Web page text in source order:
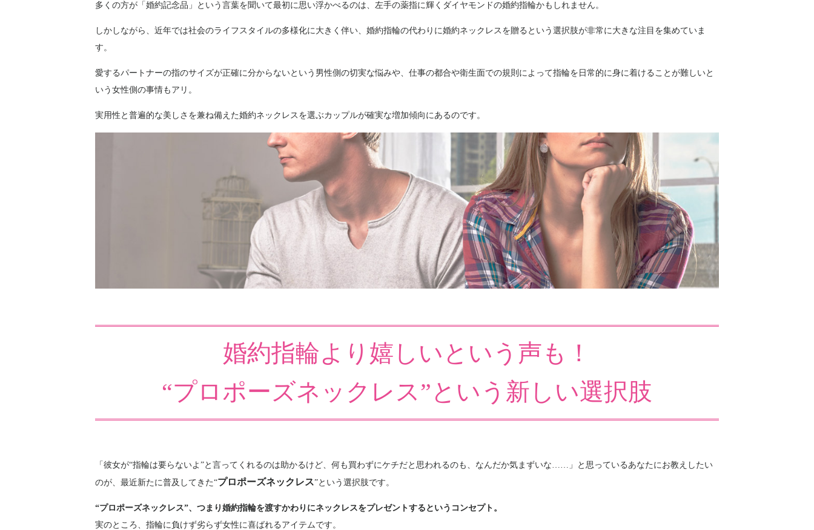
多くの方が「婚約記念品」という言葉を聞いて最初に思い浮かべるのは、左手の薬指に輝くダイヤモンドの婚約指輪かもしれません。
しかしながら、近年では社会のライフスタイルの多様化に大きく伴い、婚約指輪の代わりに婚約ネックレスを贈るという選択肢が非常に大きな注目を集めていま
す。
愛するパートナーの指のサイズが正確に分からないという男性側の切実な悩みや、仕事の都合や衛生面での規則によって指輪を日常的に身に着けることが難しいと
いう女性側の事情もアリ。
実用性と普遍的な美しさを兼ね備えた婚約ネックレスを選ぶカップルが確実な増加傾向にあるのです。
婚約指輪より嬉しいという声も！
“プロポーズネックレス”という新しい選択肢
「彼女が“指輪は要らないよ”と言ってくれるのは助かるけど、何も買わずにケチだと思われるのも、なんだか気まずいな……」と思っているあなたにお教えしたい
のが、最近新たに普及してきた“プロポーズネックレス”という選択肢です。
“プロポーズネックレス”、つまり婚約指輪を渡すかわりにネックレスをプレゼントするというコンセプト。
実のところ、指輪に負けず劣らず女性に喜ばれるアイテムです。